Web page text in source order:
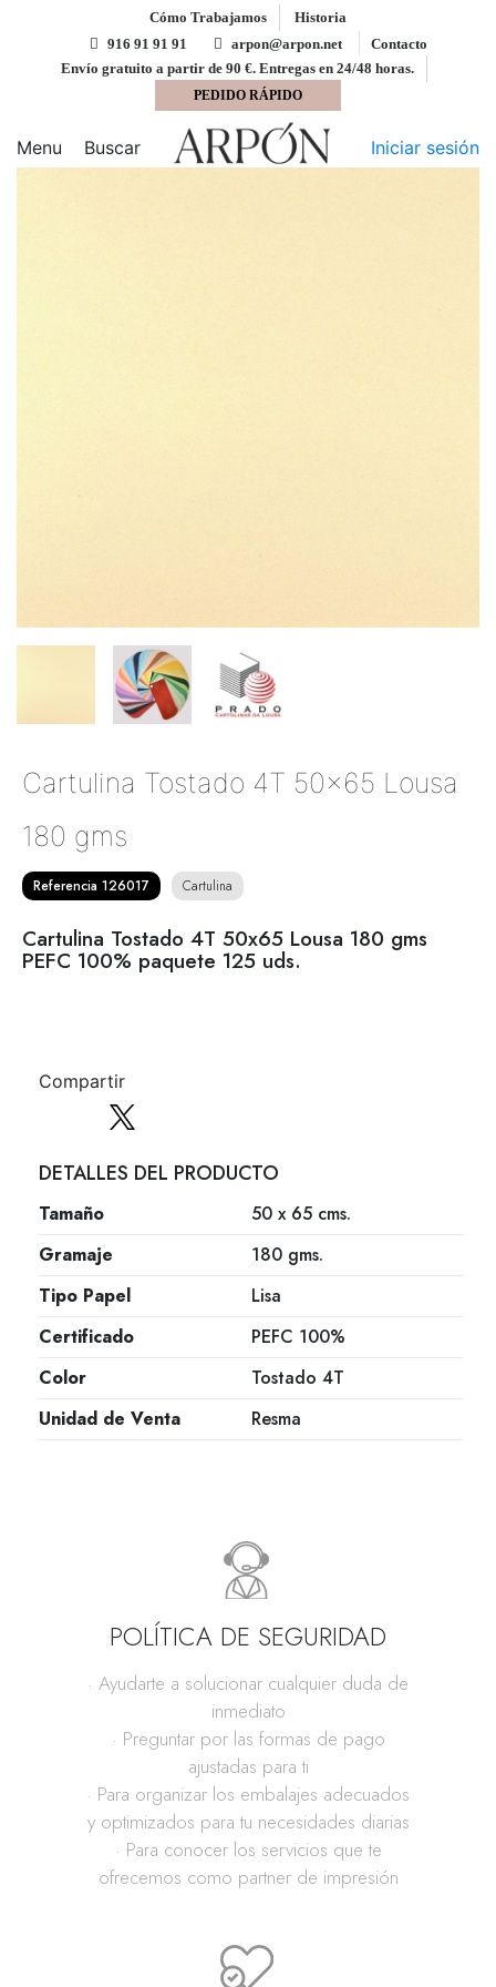
Cómo Trabajamos
Historia
916 91 91 91
arpon@arpon.net
Contacto
Envío gratuito a partir de 90 €. Entregas en 24/48 horas.
PEDIDO RÁPIDO
Menu Buscar Iniciar sesión
Cartulina Tostado 4T 50x65 Lousa
180 gms
Cartulina Tostado 4T 50x65 Lousa
180 gms
Referencia 126017 Cartulina
Cartulina Tostado 4T 50x65 Lousa 180 gms
PEFC 100% paquete 125 uds.
Compartir
DETALLES DEL PRODUCTO
Tamaño
50 x 65 cms.
Gramaje
180 gms.
Tipo Papel
Lisa
Certificado
PEFC 100%
Color
Tostado 4T
Unidad de Venta
Resma
POLÍTICA DE SEGURIDAD
· Ayudarte a solucionar cualquier duda de
inmediato
· Preguntar por las formas de pago
ajustadas para ti
· Para organizar los embalajes adecuados
y optimizados para tu necesidades diarias
· Para conocer los servicios que te
ofrecemos como partner de impresión